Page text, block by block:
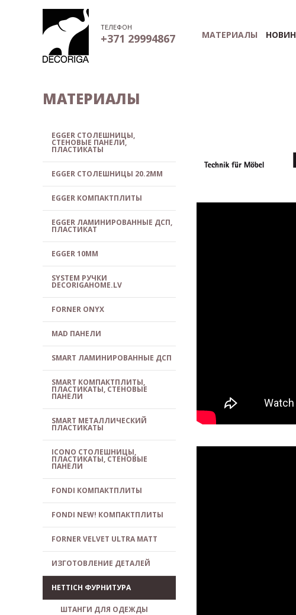
ТЕЛЕФОН
+371 29994867 МАТЕРИАЛЫ
МАТЕРИАЛЫ
EGGER СТОЛЕШНИЦЫ,
СТЕНОВЫЕ ПАНЕЛИ,
ПЛАСТИКАТЫ
EGGER СТОЛЕШНИЦЫ 20.2MM
EGGER КОМПАКТПЛИТЫ
EGGER ЛАМИНИРОВАННЫЕ ДСП,
ПЛАСТИКАТ
EGGER 10MM
SYSTEM РУЧКИ
DECORIGAHOME.LV
FORNER ONYX
MAD ПАНЕЛИ
SMART ЛАМИНИРОВАННЫЕ ДСП
SMART КОМПАКТПЛИТЫ,
ПЛАСТИКАТЫ, СТЕНОВЫЕ
ПАНЕЛИ
SMART МЕТАЛЛИЧЕСКИЙ
ПЛАСТИКАТЫ
ICONO СТОЛЕШНИЦЫ,
ПЛАСТИКАТЫ, СТЕНОВЫЕ
ПАНЕЛИ
FONDI КОМПАКТПЛИТЫ
FONDI NEW! КОМПАКТПЛИТЫ
FORNER VELVET ULTRA MATT
ИЗГОТОВЛЕНИЕ ДЕТАЛЕЙ
HETTICH ФУРНИТУРА
ШТАНГИ ДЛЯ ОДЕЖДЫ